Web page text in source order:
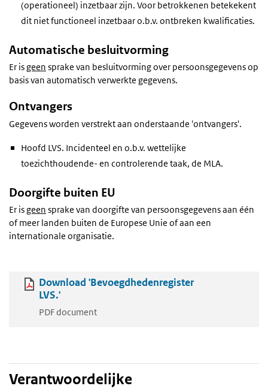
(operationeel) inzetbaar zijn. Voor betrokkenen betekekent
dit niet functioneel inzetbaar o.b.v. ontbreken kwalificaties.
Automatische besluitvorming
Er isgeen sprake van besluitvorming over persoonsgegevens op
basis van automatisch verwerkte gegevens.
Ontvangers
Gegevens worden verstrekt aan onderstaande 'ontvangers'.
Hoofd LVS. Incidenteel en o.b.v. wettelijke
toezichthoudende- en controlerende taak, de MLA.
Doorgifte buiten EU
Er isgeen sprake van doorgifte van persoonsgegevens aan één
of meer landen buiten de Europese Unie of aan een
internationale organisatie.
Download 'Bevoegdhedenregister
LVS.'
PDF document
Verantwoordelijke